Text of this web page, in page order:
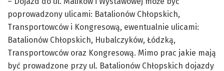
poprowadzony ulicami: Batalionów Chłopskich,
Transportowców i Kongresową, ewentualnie ulicami:
Batalionów Chłopskich, Hubalczyków, Łódzką,
Transportowców oraz Kongresową. Mimo prac jakie mają
być prowadzone przy ul. Batalionów Chłopskich dojazdy